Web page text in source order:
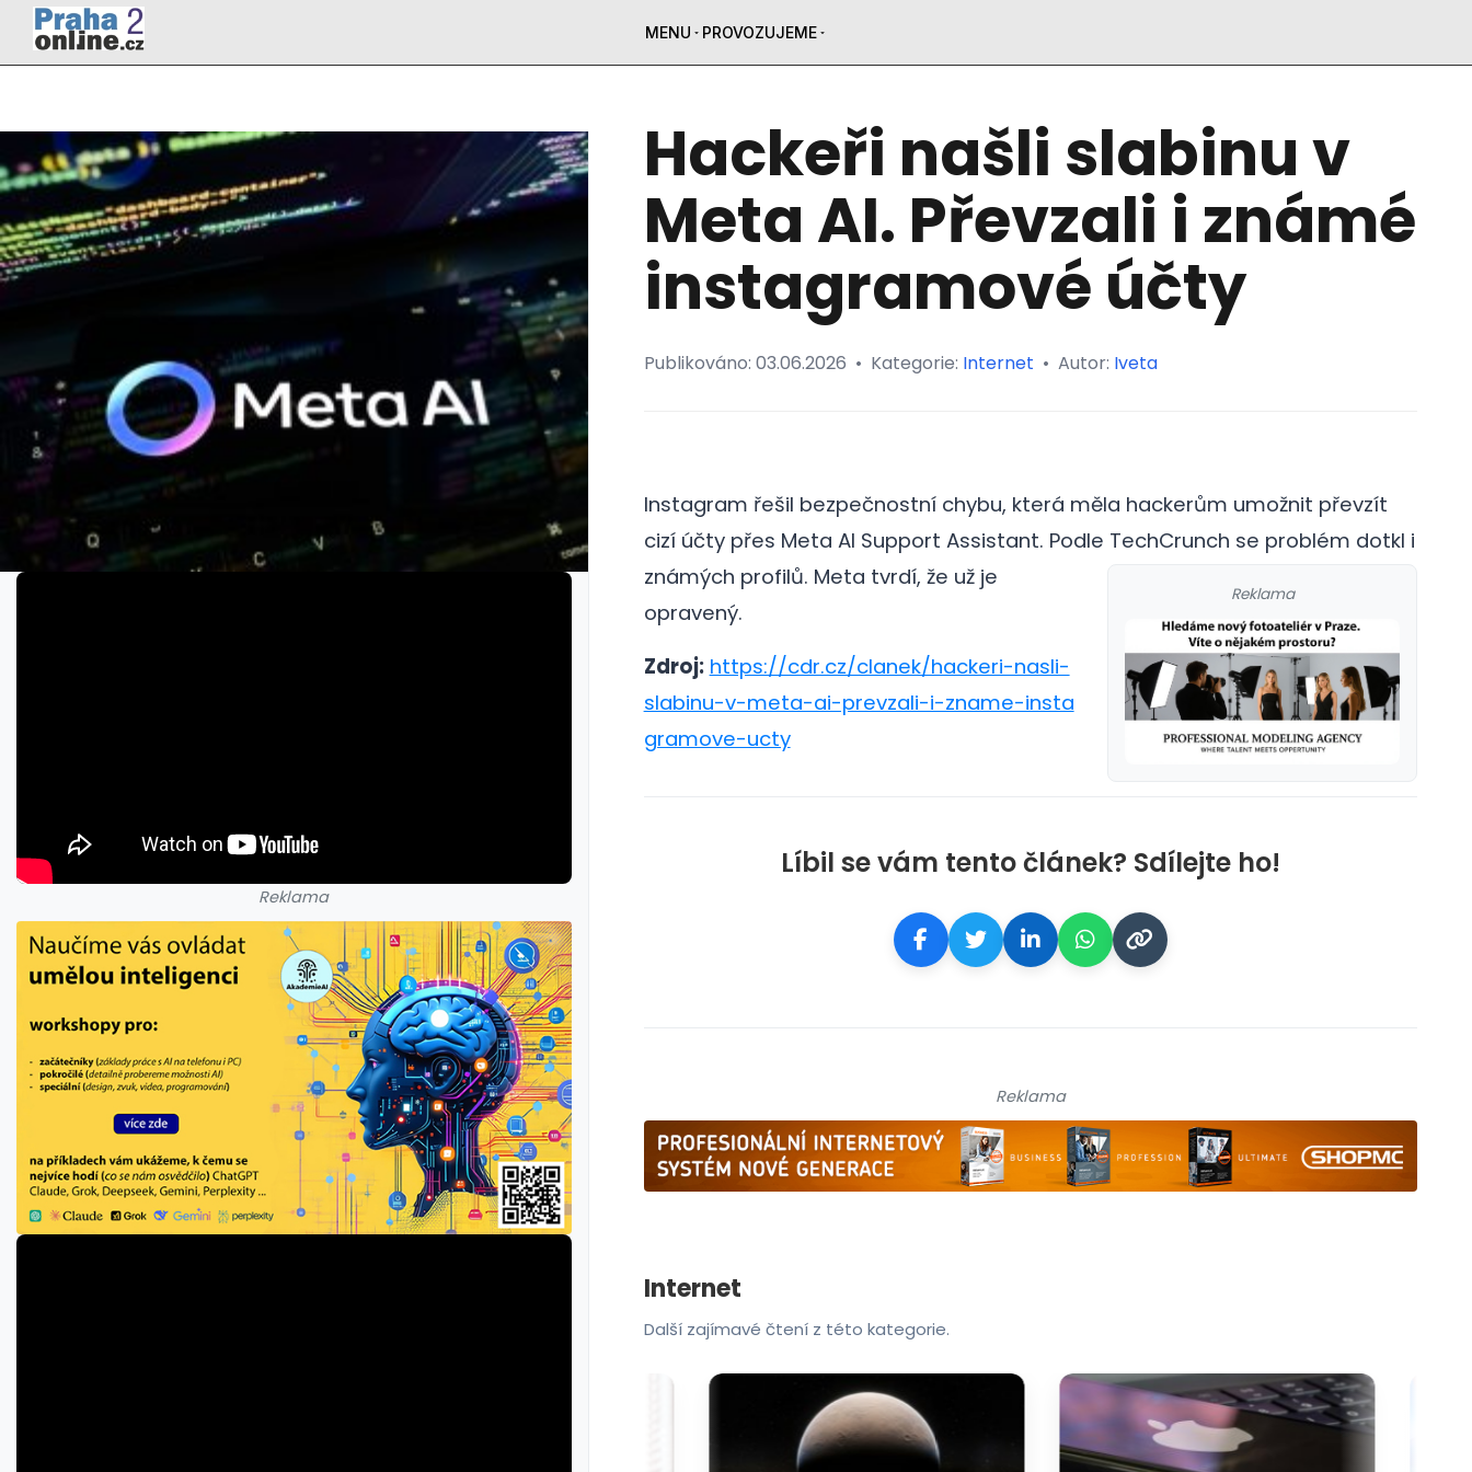
MENU PROVOZUJEME
Reklama
Hackeři našli slabinu v
Meta AI. Převzali i známé
instagramové účty
Publikováno: 03.06.2026 • Kategorie: Internet • Autor: Iveta
Instagram řešil bezpečnostní chybu, která měla hackerům umožnit převzít
cizí účty přes Meta AI Support Assistant. Podle TechCrunch se problém dotkl i
známých profilů.
Reklama
Meta tvrdí, že už je
opravený.
Zdroj: https://cdr.cz/clanek/hackeri-nasli-
slabinu-v-meta-ai-prevzali-i-zname-insta
gramove-ucty
Líbil se vám tento článek? Sdílejte ho!
Reklama
Internet
Další zajímavé čtení z této kategorie.